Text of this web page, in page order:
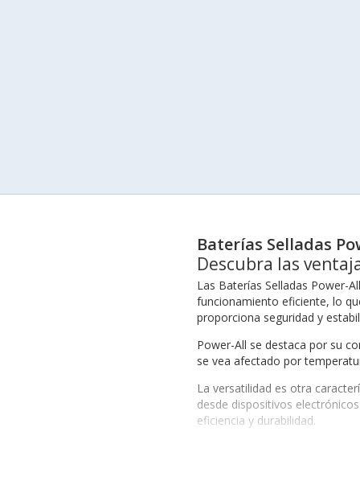
Baterías Selladas
Descubra las
Las Baterías Selladas Power-
funcionamiento eficiente, lo
proporciona seguridad y
Power-All se destaca por su
se vea afectado por
La versatilidad es otra
desde dispositivos
eficiencia y durabilidad.